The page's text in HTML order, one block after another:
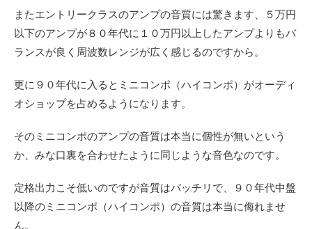
またエントリークラスのアンプの音質には驚きます、５万円
以下のアンプが８０年代に１０万円以上したアンプよりもバ
ランスが良く周波数レンジが広く感じるのですから。
更に９０年代に入るとミニコンポ（ハイコンポ）がオーディ
オショップを占めるようになります。
そのミニコンポのアンプの音質は本当に個性が無いという
か、みな口裏を合わせたように同じような音色なのです。
定格出力こそ低いのですが音質はバッチリで、９０年代中盤
以降のミニコンポ（ハイコンポ）の音質は本当に侮れませ
ん。